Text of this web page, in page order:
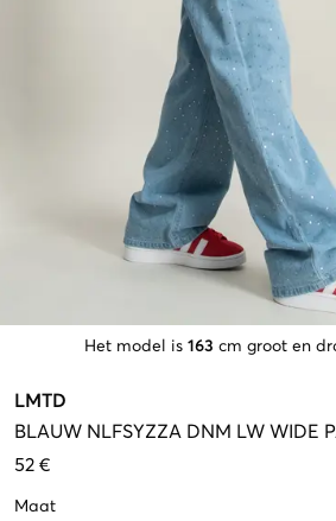
Het model is 163 cm groot en
LMTD
BLAUW NLFSYZZA DNM LW WIDE
52 €
Maat